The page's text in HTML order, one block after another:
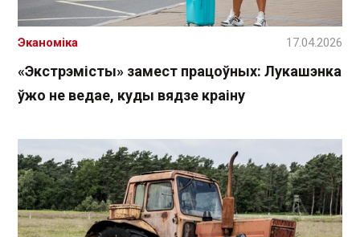
«Экстрэмісты» замест працоўных: Лукашэнка
ўжо не ведае, куды вядзе краіну
Эканоміка 17.04.2026